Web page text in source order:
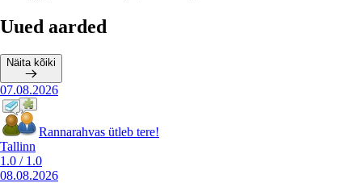
Uued aarded
Näita kõiki
07.08.2026
Rannarahvas ütleb tere!
Tallinn
1.0 / 1.0
08.08.2026